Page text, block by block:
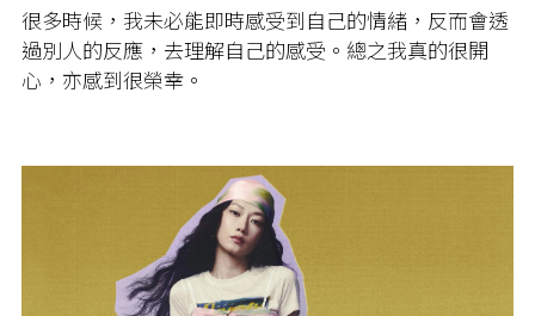
很多時候，我未必能即時感受到自己的情緒，反而會透
過別人的反應，去理解自己的感受。總之我真的很開
心，亦感到很榮幸。